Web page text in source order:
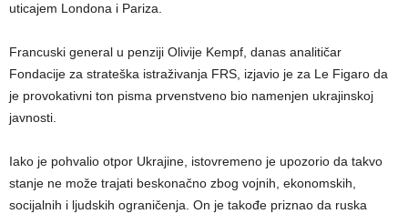
uticajem Londona i Pariza.
Francuski general u penziji Olivije Kempf, danas analitičar
Fondacije za strateška istraživanja FRS, izjavio je za Le Figaro da
je provokativni ton pisma prvenstveno bio namenjen ukrajinskoj
javnosti.
Iako je pohvalio otpor Ukrajine, istovremeno je upozorio da takvo
stanje ne može trajati beskonačno zbog vojnih, ekonomskih,
socijalnih i ljudskih ograničenja. On je takođe priznao da ruska